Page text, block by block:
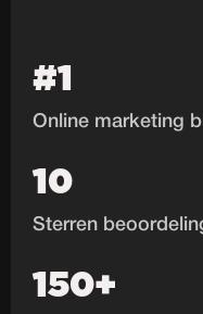
#1
Online marketing
10
Sterren
150+